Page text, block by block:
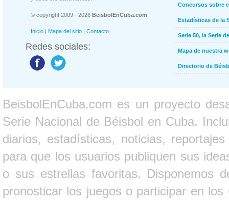
© copyright 2009 - 2026 BeisbolEnCuba.com
Inicio | Mapa del sitio | Contacto
Redes sociales:
Concursos sobre
Estadísticas de la
Serie 50, la Serie
Mapa de nuestra
Directorio de
BeisbolEnCuba.com es un proyecto
Serie Nacional de Béisbol en Cuba.
diarios, estadísticas, noticias,
para que los usuarios publiquen sus
o sus estrellas favoritas. Disponemos
pronosticar los juegos o participar en